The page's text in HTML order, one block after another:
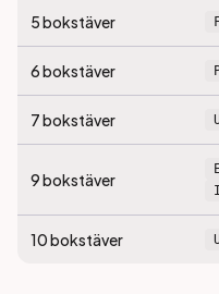
5bokstäver
6bokstäver
7bokstäver
9bokstäver
10bokstäver